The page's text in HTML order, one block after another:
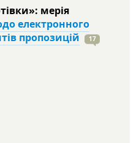
мерія
електронного
пропозицій
17